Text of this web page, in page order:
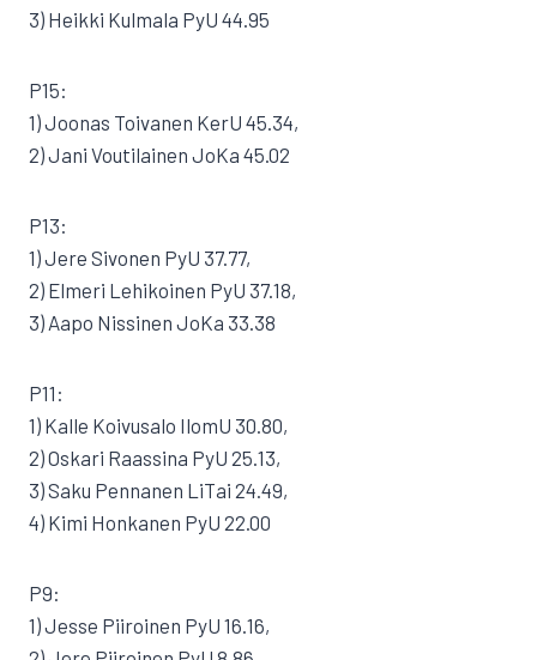
3) Heikki Kulmala PyU 44.95
P15:
1) Joonas Toivanen KerU 45.34,
2) Jani Voutilainen JoKa 45.02
P13:
1) Jere Sivonen PyU 37.77,
2) Elmeri Lehikoinen PyU 37.18,
3) Aapo Nissinen JoKa 33.38
P11:
1) Kalle Koivusalo IlomU 30.80,
2) Oskari Raassina PyU 25.13,
3) Saku Pennanen LiTai 24.49,
4) Kimi Honkanen PyU 22.00
P9:
1) Jesse Piiroinen PyU 16.16,